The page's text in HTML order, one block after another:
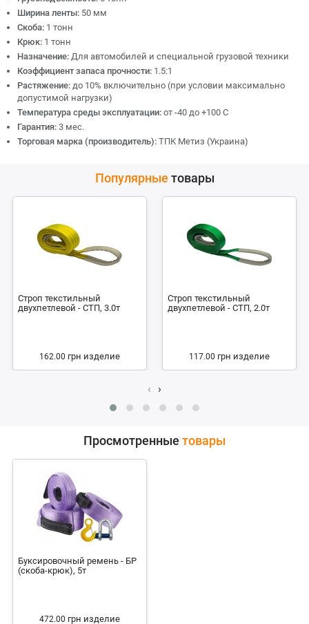
Ширина ленты: 50 мм
Скоба: 1 тонн
Крюк: 1 тонн
Назначение: Для автомобилей и специальной грузовой техники
Коэффициент запаса прочности: 1.5:1
Растяжение: до 10% включительно (при условии максимально
допустимой нагрузки)
Температура среды эксплуатации: от -40 до +100 С
Гарантия: 3 мес.
Торговая марка (производитель): ТПК Метиз (Украина)
Популярные товары
Строп текстильный
двухпетлевой - СТП, 3.0т
162.00 грн изделие
Строп текстильный
двухпетлевой - СТП, 2.0т
117.00 грн изделие
‹ ›
Просмотренные товары
Буксировочный ремень - БР
(скоба-крюк), 5т
472.00 грн изделие